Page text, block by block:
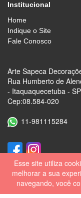
Esse site utiliza
melhorar a sua
navegando, você
Institucional
Home
Indique o Site
Fale Conosco
Arte Sapeca
Rua Humberto de
- Itaquaquecetuba - SP
Cep:08.584-020
11-981115284